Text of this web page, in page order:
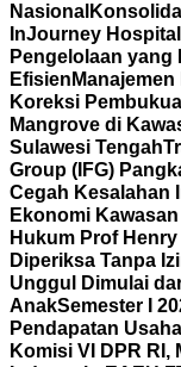
Nasional
InJourney
Pengelolaan yang
Efisien
Koreksi
Mangrove di
Sulawesi Tengah
Group (IFG)
Cegah Kesalahan
Ekonomi
Hukum Prof
Diperiksa Tanpa
Unggul Dimulai
AnakSemester I
Pendapatan
Komisi VI DPR